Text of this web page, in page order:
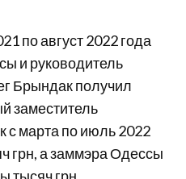
по август 2022 года
и руководитель
Брындак получил
заместитель
с марта по июль 2022
грн, а заммэра Одессы